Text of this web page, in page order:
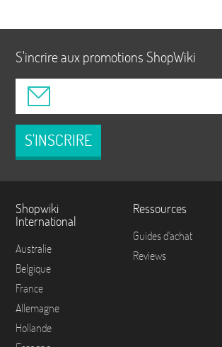
S'incrire aux promotions ShopWiki
S'INSCRIRE
Shopwiki
International
Australie
Belgique
France
Allemagne
Hollande
Ressources
Guides d'achat
Reviews